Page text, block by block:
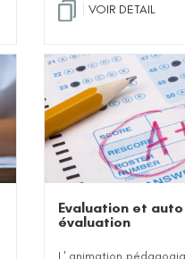
VOIR DETAIL
Evaluation et auto
évaluation